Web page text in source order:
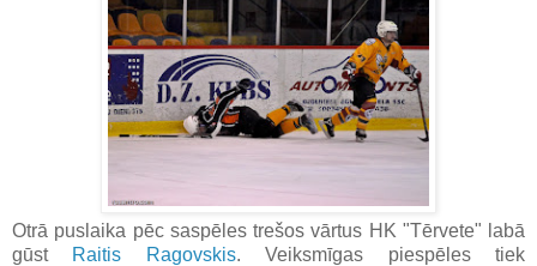
Otrā puslaika pēc saspēles trešos vārtus HK "Tērvete" labā
gūst Raitis Ragovskis. Veiksmīgas piespēles tiek